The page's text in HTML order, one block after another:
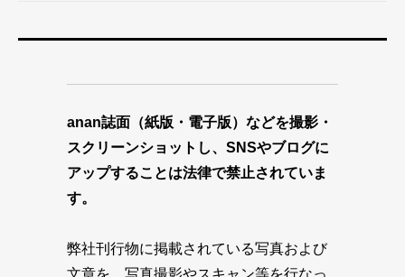
anan誌面（紙版・電子版）などを撮影・
スクリーンショットし、SNSやブログに
アップすることは法律で禁止されていま
す。
弊社刊行物に掲載されている写真および
文章を、写真撮影やスキャン等を行なっ